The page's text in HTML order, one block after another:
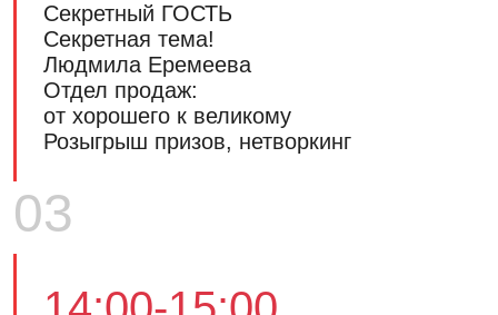
Секретный ГОСТЬ
Секретная тема!
Людмила Еремеева
Отдел продаж:
от хорошего к великому
Розыгрыш призов, нетворкинг
03